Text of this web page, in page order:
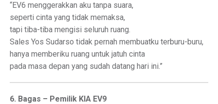
“EV6 menggerakkan aku tanpa suara,
seperti cinta yang tidak memaksa,
tapi tiba-tiba mengisi seluruh ruang.
Sales Yos Sudarso tidak pernah membuatku terburu-buru,
hanya memberiku ruang untuk jatuh cinta
pada masa depan yang sudah datang hari ini.”
6. Bagas – Pemilik KIA EV9